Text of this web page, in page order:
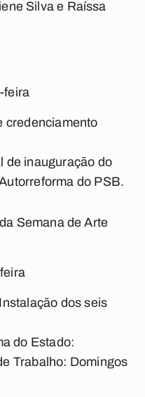
Silva e Raíssa
feira
credenciamento
de inauguração do
do PSB.
Semana de Arte
dos seis
do Estado:
Trabalho: Domingos